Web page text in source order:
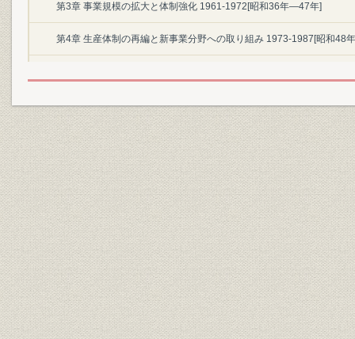
第3章 事業規模の拡大と体制強化 1961-1972[昭和36年―47年]
第4章 生産体制の再編と新事業分野への取り組み 1973-1987[昭和48
第5章 新たな成長分野の模索 1987-1996[昭和62年―平成8年]
第6章 経営革新による高収益企業への飛躍 1996-2006[平成8年―18年]
第7章 海外事業の拡大と成長への基盤強化 2006-2012[平成18年―24
第8章 グッドカンパニーへの取り組み 2012-2017[平成24年―29年]
資料編
役員任期一覧
現行定款
資本金の推移[連結]